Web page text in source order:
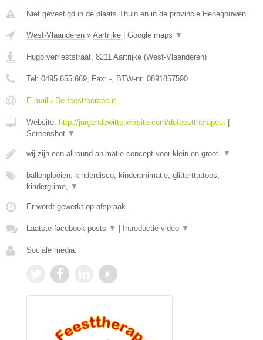
Niet gevestigd in de plaats Thuin en in de provincie Henegouwen.
West-Vlaanderen » Aartrijke | Google maps ▼
Hugo verrieststraat 8211 Aartrijke (West-Vlaanderen)
Tel: 0495 655 669 , Fax: - , BTW-nr: 0891857590
E-mail › De feesttherapeut
Website: http://jurgendewitte.wixsite.com/defeesttherapeut |
Screenshot ▼
wij zijn een allround animatie concept voor klein en groot. ▼
ballonplooien, kinderdisco, kinderanimatie, glitterttattoos,
kindergrime,
▼
Er wordt gewerkt op afspraak.
Laatste facebook posts ▼ | Introductie video ▼
Sociale media: